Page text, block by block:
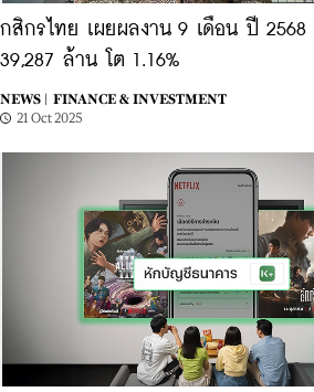
กสิกรไทย เผยผลงาน 9 เดือน ปี 2568
39,287 ล้าน โต 1.16%
NEWS |
FINANCE & INVESTMENT
21 Oct 2025